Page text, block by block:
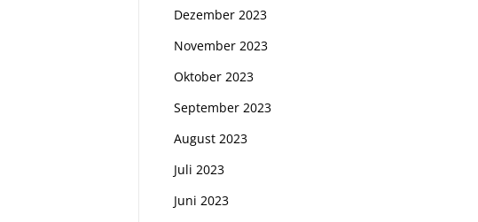
Dezember 2023
November 2023
Oktober 2023
September 2023
August 2023
Juli 2023
Juni 2023